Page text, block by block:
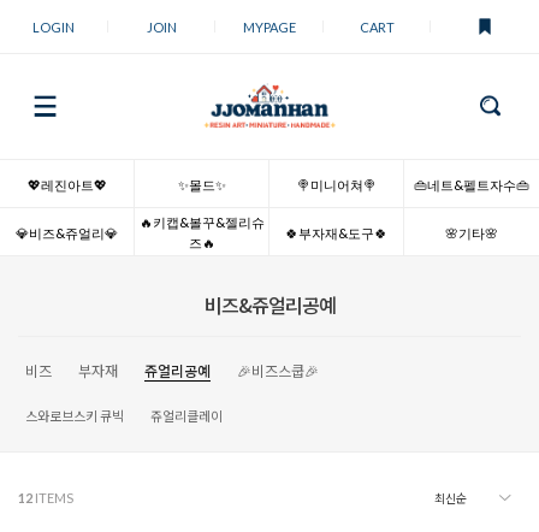
LOGIN JOIN MYPAGE CART
💖레진아트💖 ✨몰드✨ 🍭미니어쳐🍭 👜네트&펠트자수👜
💎비즈&쥬얼리💎
🔥키캡&볼꾸&젤리슈
즈🔥
🍀부자재&도구🍀 🌸기타🌸
비즈&쥬얼리공예
비즈 부자재 쥬얼리공예 🎉비즈스쿱🎉
스와로브스키 큐빅 쥬얼리클레이
12 ITEMS